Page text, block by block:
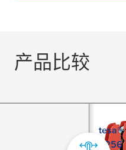
产品比较
tesa®
6256